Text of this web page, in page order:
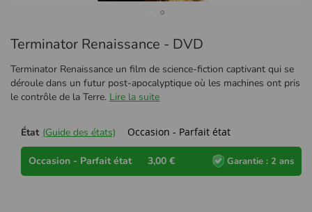
au
de
la
Galerie
Terminator Renaissance - DVD
Terminator Renaissance un film de science-fiction captivant qui se
déroule dans un futur post-apocalyptique où les machines ont pris
le contrôle de la Terre. Lire la suite
État (Guide des états) Occasion - Parfait état
Occasion - Parfait état 3,00 € Garantie : 2 ans